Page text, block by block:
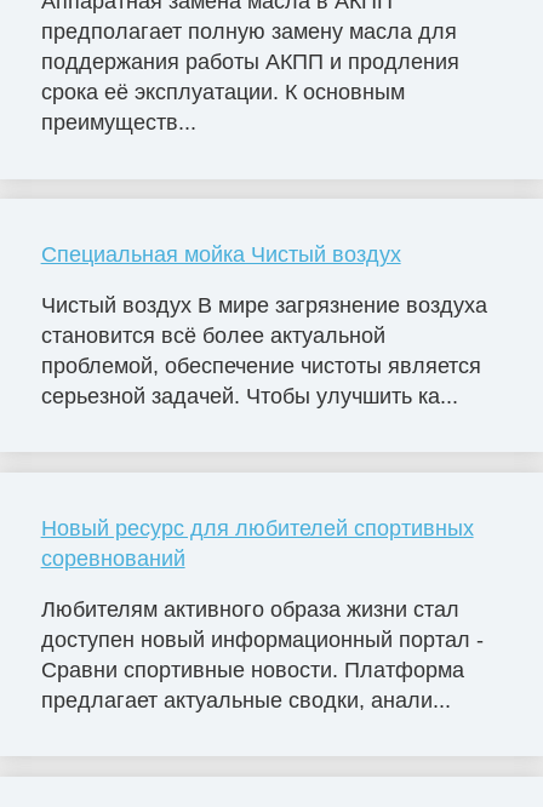
предполагает полную замену масла для
поддержания работы АКПП и продления
срока её эксплуатации. К основным
преимуществ...
Специальная мойка Чистый воздух
Чистый воздух В мире загрязнение воздуха
становится всё более актуальной
проблемой, обеспечение чистоты является
серьезной задачей. Чтобы улучшить ка...
Новый ресурс для любителей спортивных
соревнований
Любителям активного образа жизни стал
доступен новый информационный портал -
Сравни спортивные новости. Платформа
предлагает актуальные сводки, анали...